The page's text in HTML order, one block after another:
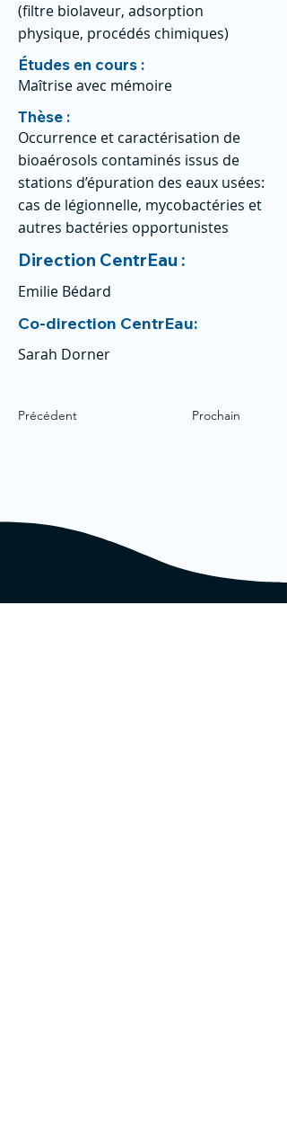
(filtre biolaveur, adsorption
physique, procédés chimiques)
Études en cours :
Maîtrise avec mémoire
Thèse :
Occurrence et caractérisation de
bioaérosols contaminés issus de
stations d’épuration des eaux usées:
cas de légionnelle, mycobactéries et
autres bactéries opportunistes
Direction CentrEau :
Emilie Bédard
Co-direction CentrEau:
Sarah Dorner
Précédent Prochain